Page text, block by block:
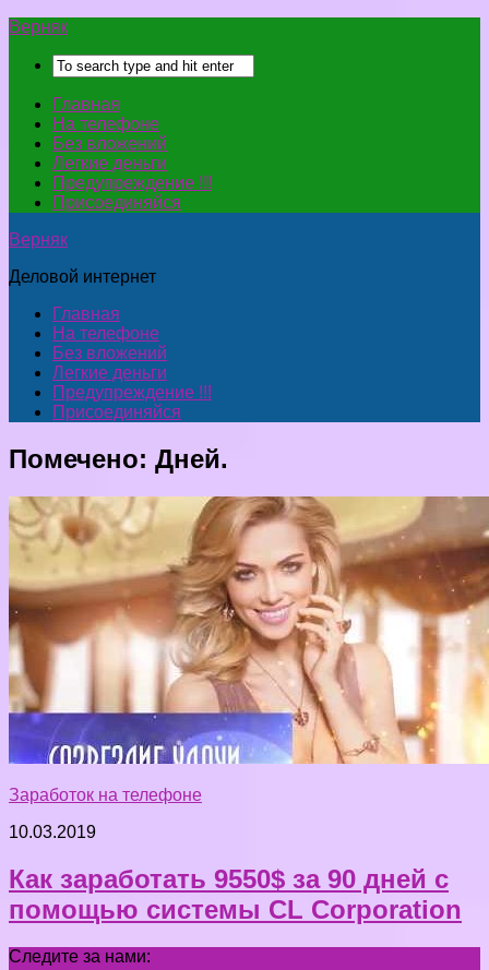
Верняк
Главная
На телефоне
Без вложений
Легкие деньги
Предупреждение !!!
Присоединяйся
Верняк
Деловой интернет
Главная
На телефоне
Без вложений
Легкие деньги
Предупреждение !!!
Присоединяйся
Помечено: Дней.
Заработок на телефоне
10.03.2019
Как заработать 9550$ за 90 дней с
помощью системы CL Corporation
Следите за нами: